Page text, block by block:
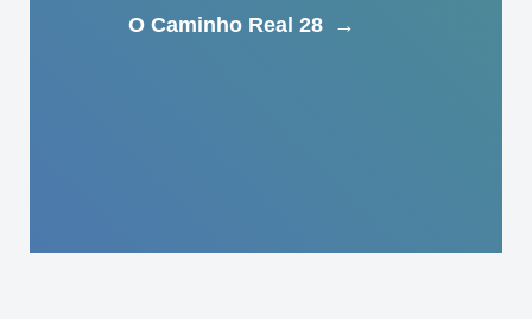
O Caminho Real 28 →